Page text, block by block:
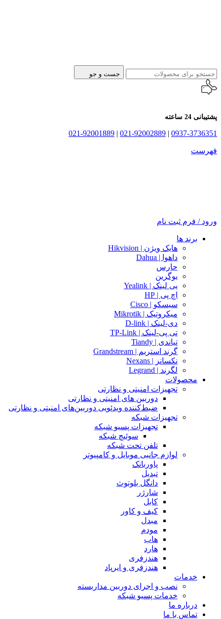
جست و جو
پشتیبانی 24 ساعته
0937-3736351
|
021-92002889
|
021-92001889
فهرست
ورود / فرم ثبت نام
برند ها
هایک ویژن | Hikvision
داهوا | Dahua
حارس
یوگرین
یی لینک | Yealink
اچ پی | HP
سیسکو | Cisco
میکروتیک | Mikrotik
دی-لینک | D-link
تی پی-لینک | TP-Link
تیاندی | Tiandy
گرند استریم | Grandstream
نکسانز | Nexans
لگرند | Legrand
محصولات
تجهیزات امنیتی و نظارتی
دوربین های امنیتی و نظارتی
ضبط‌کننده ویدئویی دوربین‌های امنیتی و نظارتی
تجهیزات شبکه
تجهیزات پسیو شبکه
سوئیچ‌ شبکه
تلفن تحت شبکه
لوازم جانبی موبایل و کامپیوتر
پاوربانک
تبدیل
دانگل بلوتوث
شارژر
کابل
کیف و کاور
مبدل
مودم
هاب
هارد
هندزفری
هندزفری و ایرپاد
خدمات
نصب و اجرای دوربین مداربسته
خدمات پسیو شبکه
درباره ما
تماس با ما